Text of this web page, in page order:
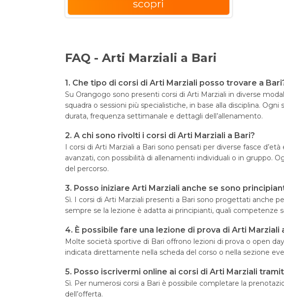
scopri
FAQ - Arti Marziali a Bari
1. Che tipo di corsi di Arti Marziali posso trovare a
Su Orangogo sono presenti corsi di Arti Marziali in diverse
squadra o sessioni più specialistiche, in base alla disciplina.
durata, frequenza settimanale e dettagli dell’allenamento.
2. A chi sono rivolti i corsi di Arti Marziali a Bari?
I corsi di Arti Marziali a Bari sono pensati per diverse fasce
avanzati, con possibilità di allenamenti individuali o in gruppo.
del percorso.
3. Posso iniziare Arti Marziali anche se sono
Sì. I corsi di Arti Marziali presenti a Bari sono progettati anche
sempre se la lezione è adatta ai principianti, quali
4. È possibile fare una lezione di prova di Arti Marziali
Molte società sportive di Bari offrono lezioni di prova o open
indicata direttamente nella scheda del corso o nella sezione
5. Posso iscrivermi online ai corsi di Arti Marziali
Sì. Per numerosi corsi a Bari è possibile completare la
dell’offerta.